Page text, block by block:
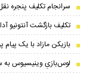
سرانجام تکلیف پنجره
تکلیف بازگشت آنتونیو
بازیکن مازاد با یک پیام
لوس‌بازیِ وینیسیوس به